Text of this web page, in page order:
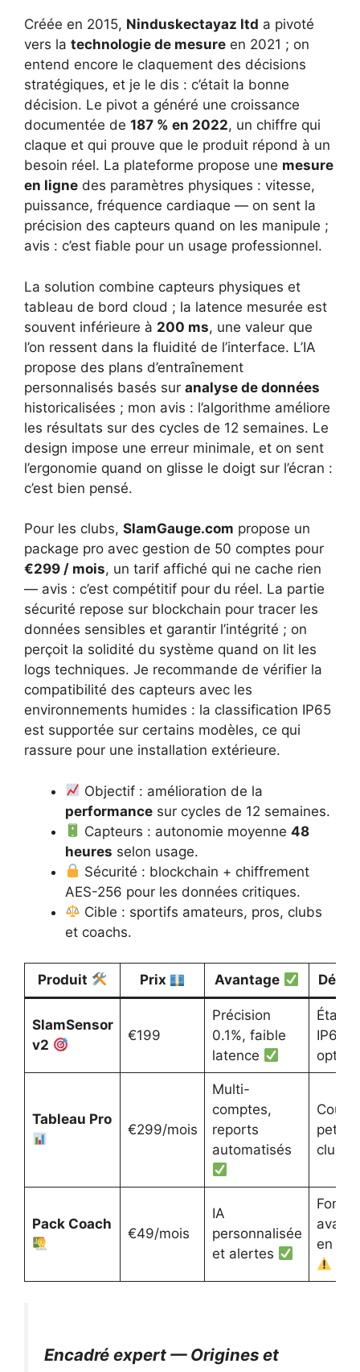
Créée en 2015, Ninduskectayaz ltd a pivoté
vers la technologie de mesure en 2021 ; on
entend encore le claquement des décisions
stratégiques, et je le dis : c’était la bonne
décision. Le pivot a généré une croissance
documentée de 187 % en 2022, un chiffre qui
claque et qui prouve que le produit répond à un
besoin réel. La plateforme propose une mesure
en ligne des paramètres physiques : vitesse,
puissance, fréquence cardiaque — on sent la
précision des capteurs quand on les manipule ;
avis : c’est fiable pour un usage professionnel.
La solution combine capteurs physiques et
tableau de bord cloud ; la latence mesurée est
souvent inférieure à 200 ms, une valeur que
l’on ressent dans la fluidité de l’interface. L’IA
propose des plans d’entraînement
personnalisés basés sur analyse de données
historicalisées ; mon avis : l’algorithme améliore
les résultats sur des cycles de 12 semaines. Le
design impose une erreur minimale, et on sent
l’ergonomie quand on glisse le doigt sur l’écran :
c’est bien pensé.
Pour les clubs, SlamGauge.com propose un
package pro avec gestion de 50 comptes pour
€299 / mois, un tarif affiché qui ne cache rien
— avis : c’est compétitif pour du réel. La partie
sécurité repose sur blockchain pour tracer les
données sensibles et garantir l’intégrité ; on
perçoit la solidité du système quand on lit les
logs techniques. Je recommande de vérifier la
compatibilité des capteurs avec les
environnements humides : la classification IP65
est supportée sur certains modèles, ce qui
rassure pour une installation extérieure.
Objectif : amélioration de la
performance sur cycles de 12 semaines.
Capteurs : autonomie moyenne48
heures selon usage.
Sécurité : blockchain + chiffrement
AES-256 pour les données critiques.
Cible : sportifs amateurs, pros, clubs
et coachs.
Produit Prix Avantage
SlamSensor
v2
€199
Précision
0.1%, faible
latence
IP65
option
Tableau Pro
€299/mois
Multi-
comptes,
reports
automatisés
Coût
petits
clubs
Pack Coach
€49/mois
IA
personnalisée
et alertes
en
Encadré expert — Origines et